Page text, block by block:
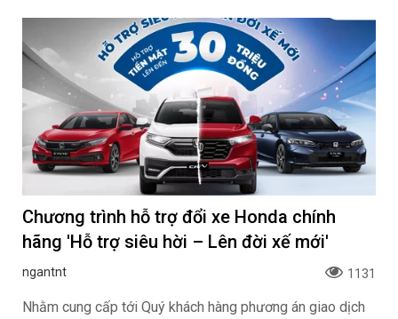
Chương trình hỗ trợ đổi xe Honda chính
hãng 'Hỗ trợ siêu hời – Lên đời xế mới'
ngantnt 1131
Nhằm cung cấp tới Quý khách hàng phương án giao dịch